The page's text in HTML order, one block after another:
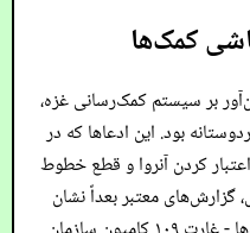
کمک‌ها
بر سیستم کمک‌رسانی غزه،
بود. این ادعاها که در
بی‌اعتبار کردن آنروا و قطع خطوط
گزارش‌های معتبر بعداً نشان